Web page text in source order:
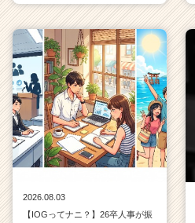
2026.08.03
【IOGってナニ？】26卒人事が振